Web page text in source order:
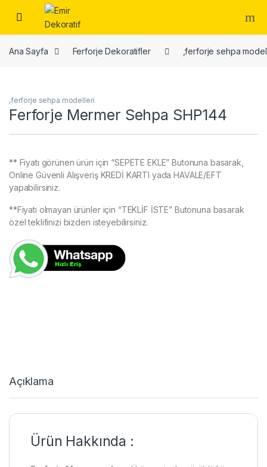
Skip to navigation
Skip to content
Ana Sayfa Ferforje Dekoratifler ,ferforje sehpa
,ferforje sehpa modelleri
Ferforje Mermer Sehpa SHP144
** Fiyatı görünen ürün için “SEPETE EKLE” Butonuna basarak,
Online Güvenli Alışveriş KREDİ KARTI yada HAVALE/EFT
yapabilirsiniz.
**Fiyatı olmayan ürünler için “TEKLİF İSTE” Butonuna basarak
özel teklifinizi bizden isteyebilirsiniz.
Açıklama
Ürün Hakkında :